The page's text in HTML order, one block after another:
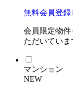
無料会員登録
会員限定物
ただいていま
マンション
NEW